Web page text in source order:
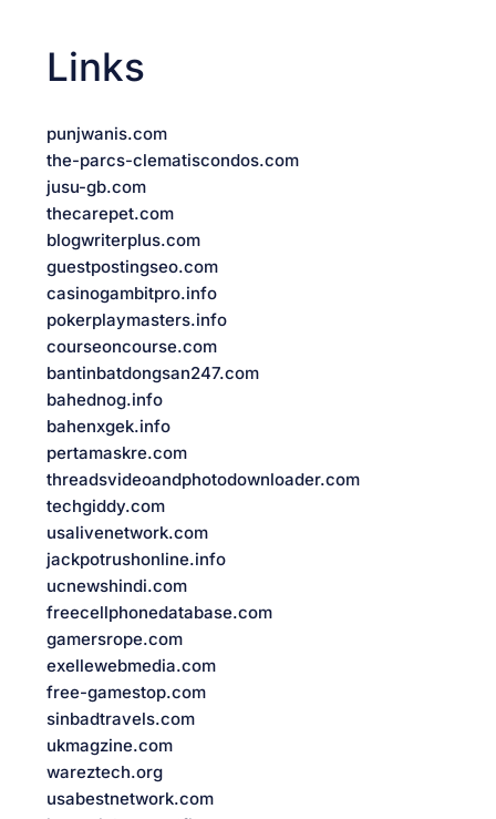
Links
punjwanis.com
the-parcs-clematiscondos.com
jusu-gb.com
thecarepet.com
blogwriterplus.com
guestpostingseo.com
casinogambitpro.info
pokerplaymasters.info
courseoncourse.com
bantinbatdongsan247.com
bahednog.info
bahenxgek.info
pertamaskre.com
threadsvideoandphotodownloader.com
techgiddy.com
usalivenetwork.com
jackpotrushonline.info
ucnewshindi.com
freecellphonedatabase.com
gamersrope.com
exellewebmedia.com
free-gamestop.com
sinbadtravels.com
ukmagzine.com
wareztech.org
usabestnetwork.com